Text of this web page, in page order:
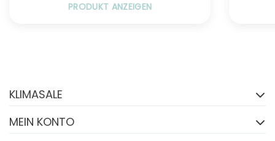
PRODUKT ANZEIGEN
KLIMASALE
MEIN KONTO